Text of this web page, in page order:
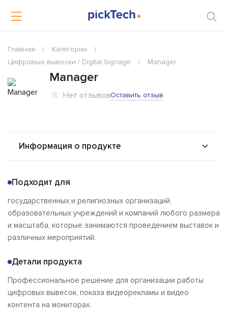
Главная
Категории
Цифровые вывески / Digital Signage
Manager
Manager
Нет отзывовОставить отзыв
Информация о продукте
Альтернативы
Отзывы
Подходит для
государственных и религиозных организаций,
образовательных учреждений и компаний любого размера
и масштаба, которые занимаются проведением выставок и
различных мероприятий.
Детали продукта
Профессиональное решение для организации работы
цифровых вывесок, показа видеорекламы и видео
контента на мониторах.